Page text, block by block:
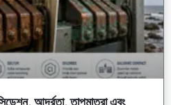
আর্দ্রতা, তাপমাত্রা এবং